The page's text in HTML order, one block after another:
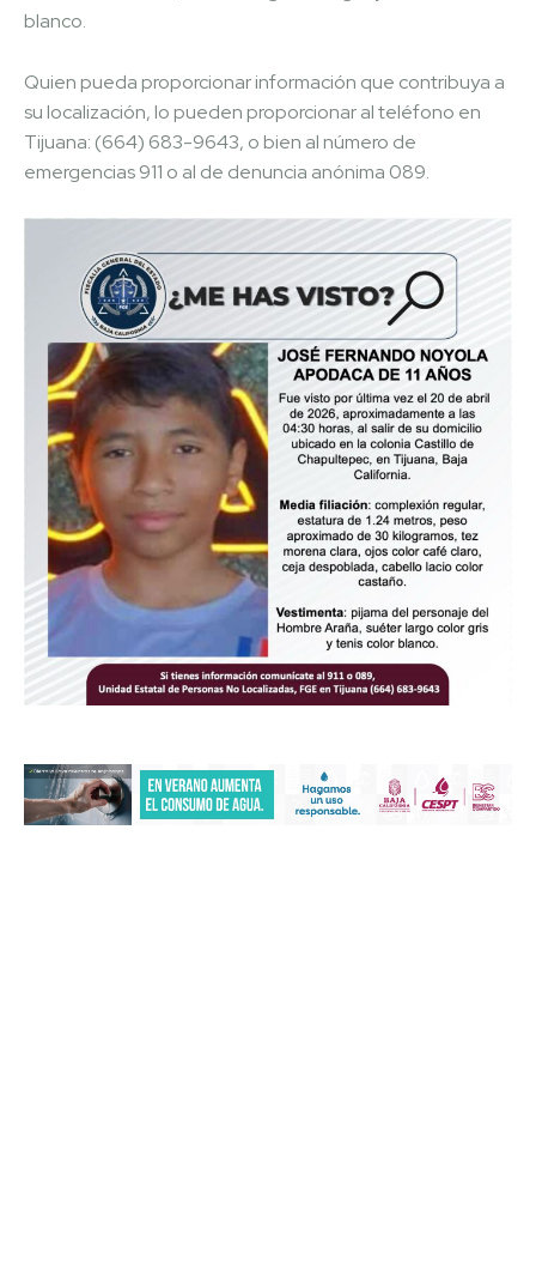
blanco.
Quien pueda proporcionar información que contribuya a
su localización, lo pueden proporcionar al teléfono en
Tijuana: (664) 683-9643, o bien al número de
emergencias 911 o al de denuncia anónima 089.